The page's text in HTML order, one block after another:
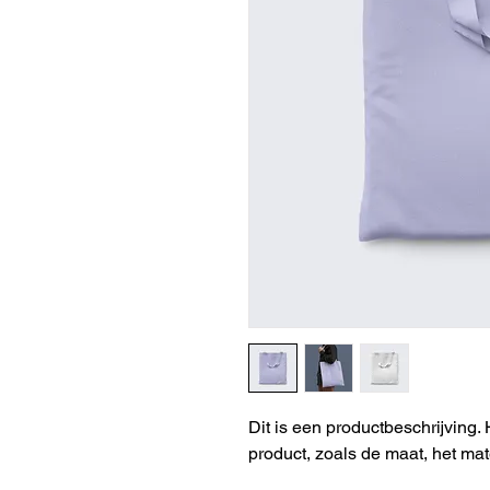
Dit is een productbeschrijving.
product, zoals de maat, het